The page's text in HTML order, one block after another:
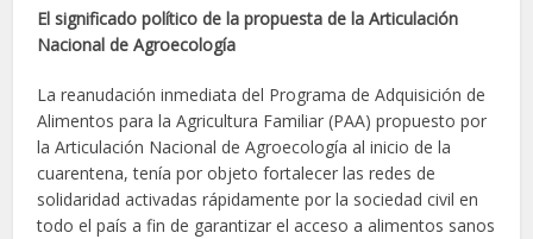
El significado político de la propuesta de la Articulación
Nacional de Agroecología
La reanudación inmediata del Programa de Adquisición de
Alimentos para la Agricultura Familiar (PAA) propuesto por
la Articulación Nacional de Agroecología al inicio de la
cuarentena, tenía por objeto fortalecer las redes de
solidaridad activadas rápidamente por la sociedad civil en
todo el país a fin de garantizar el acceso a alimentos sanos